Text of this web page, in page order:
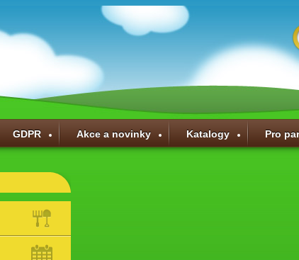
GDPR Akce a novinky Katalogy Pro